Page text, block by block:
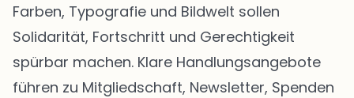
Farben, Typografie und Bildwelt sollen
Solidarität, Fortschritt und Gerechtigkeit
spürbar machen. Klare Handlungsangebote
führen zu Mitgliedschaft, Newsletter, Spenden